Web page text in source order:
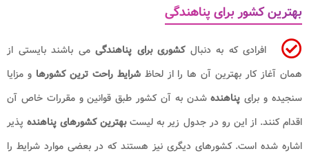
بهترین کشور برای پناهندگی
افرادی که به دنبالکشوری برای پناهندگی می باشند بایستی از
همان آغاز کار بهترین آن ها را از لحاظشرایط راحت ترین کشورها و مزایا
سنجیده و برای پناهندهشدن به آن کشور طبق قوانین و مقررات خاص آن
اقدام کنند. از این رو در جدول زیر به لیستبهترین کشورهای پناهندهپذیر
اشاره شده است. کشورهای دیگری نیز هستند که در بعضی موارد شرایط را